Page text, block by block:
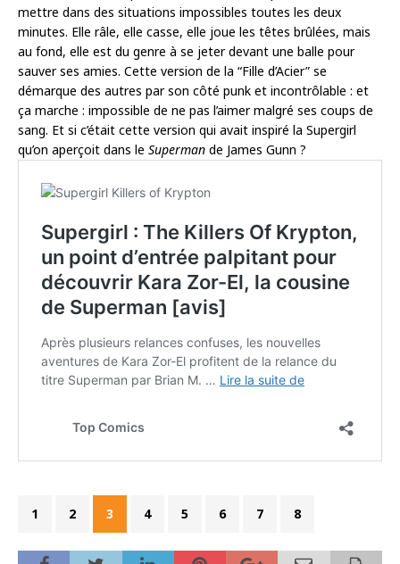
mettre dans des situations impossibles toutes les deux
minutes. Elle râle, elle casse, elle joue les têtes brûlées, mais
au fond, elle est du genre à se jeter devant une balle pour
sauver ses amies. Cette version de la “Fille d’Acier” se
démarque des autres par son côté punk et incontrôlable : et
ça marche : impossible de ne pas l’aimer malgré ses coups de
sang. Et si c’était cette version qui avait inspiré la Supergirl
qu’on aperçoit dans le Superman de James Gunn ?
1 2 3 4 5 6 7 8